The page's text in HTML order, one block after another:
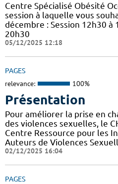
Centre Spécialisé Obésité
session à laquelle vous
décembre : Session 12h30 à
20h30
05/12/2025 12:18
PAGES
relevance: 100%
Présentation
Pour améliorer la prise en
des violences sexuelles, le
Centre Ressource pour les
Auteurs de Violences
02/12/2025 16:04
PAGES